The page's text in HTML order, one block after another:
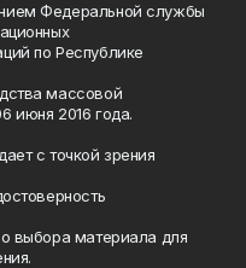
Федеральной службы
по Республике
массовой
июня 2016 года.
с точкой зрения
выбора материала для